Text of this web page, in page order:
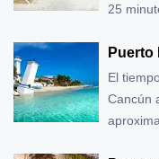
25
Puerto
El
Cancún